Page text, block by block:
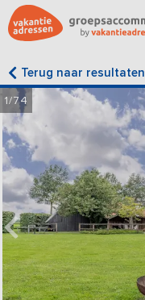
Terug naar resultaten
1/74